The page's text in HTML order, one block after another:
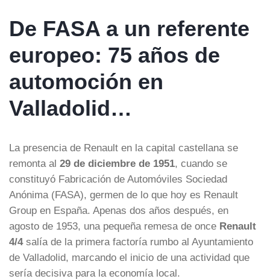
De FASA a un referente
europeo: 75 años de
automoción en
Valladolid…
La presencia de Renault en la capital castellana se
remonta al 29 de diciembre de 1951, cuando se
constituyó Fabricación de Automóviles Sociedad
Anónima (FASA), germen de lo que hoy es Renault
Group en España. Apenas dos años después, en
agosto de 1953, una pequeña remesa de once Renault
4/4salía de la primera factoría rumbo al Ayuntamiento
de Valladolid, marcando el inicio de una actividad que
sería decisiva para la economía local.